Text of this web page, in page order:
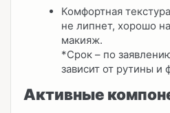
Комфортная
не липнет, хорошо
макияж.
*Срок – по
зависит от рутины и
Активные